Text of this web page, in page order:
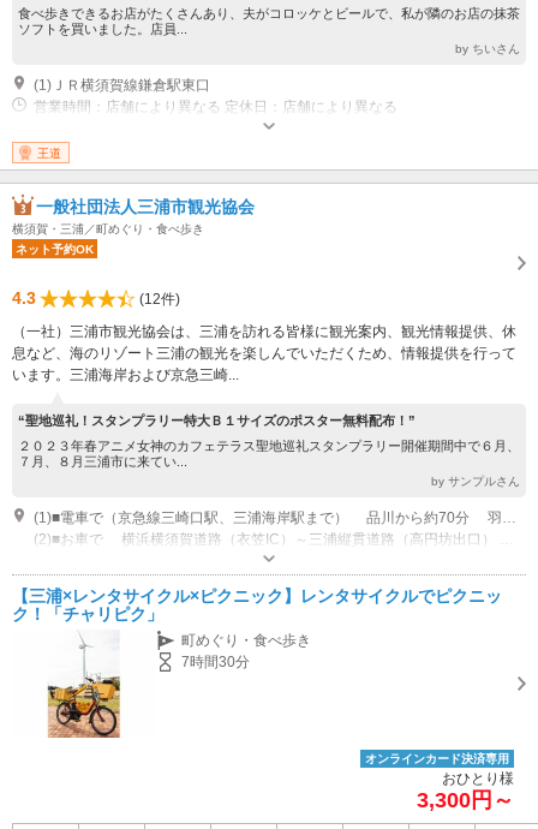
食べ歩きできるお店がたくさんあり、夫がコロッケとビールで、私が隣のお店の抹茶
ソフトを買いました。店員...
by ちいさん
(1)ＪＲ横須賀線鎌倉駅東口
営業時間：店舗により異なる 定休日：店舗により異なる
王道
一般社団法人三浦市観光協会
横須賀・三浦／町めぐり・食べ歩き
ネット予約OK
4.3
(12件)
（一社）三浦市観光協会は、三浦を訪れる皆様に観光案内、観光情報提供、休
息など、海のリゾート三浦の観光を楽しんでいただくため、情報提供を行って
います。三浦海岸および京急三崎...
“聖地巡礼！スタンプラリー特大Ｂ１サイズのポスター無料配布！”
２０２３年春アニメ女神のカフェテラス聖地巡礼スタンプラリー開催期間中で６月、
７月、８月三浦市に来てい...
by サンプルさん
(1)■電車で（京急線三崎口駅、三浦海岸駅まで） 品川から約70分 羽田空港から約80分 横浜から約50分
営業時間：9:00～17:30 定休日：12月29日～1月3日
【三浦×レンタサイクル×ピクニック】レンタサイクルでピクニッ
ク！「チャリピク」
町めぐり・食べ歩き
7時間30分
オンラインカード決済専用
おひとり様
3,300円～